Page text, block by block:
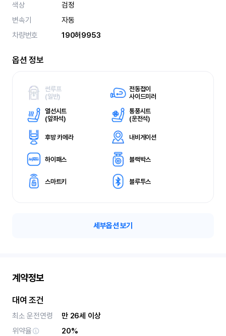
색상
검정
변속기
자동
차량번호
190허9953
옵션 정보
썬루프
(일반)
전동접이
사이드미러
열선시트
(앞좌석)
통풍시트
(운전석)
후방 카메라 내비게이션
하이패스 블랙박스
스마트키 블루투스
세부옵션 보기
계약정보
대여 조건
최소 운전연령
만 26세 이상
위약율
20%